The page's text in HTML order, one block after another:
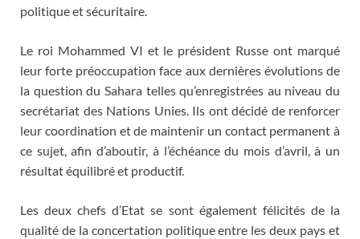
politique et sécuritaire.
Le roi Mohammed VI et le président Russe ont marqué
leur forte préoccupation face aux dernières évolutions de
la question du Sahara telles qu’enregistrées au niveau du
secrétariat des Nations Unies. Ils ont décidé de renforcer
leur coordination et de maintenir un contact permanent à
ce sujet, afin d’aboutir, à l’échéance du mois d’avril, à un
résultat équilibré et productif.
Les deux chefs d’Etat se sont également félicités de la
qualité de la concertation politique entre les deux pays et